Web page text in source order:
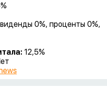
0%, проценты 0%,
12,5%